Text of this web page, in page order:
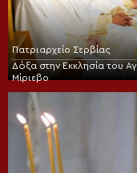
Πατριαρχείο Σερβίας
Δόξα στην Εκκλησία του
Μίριεβο